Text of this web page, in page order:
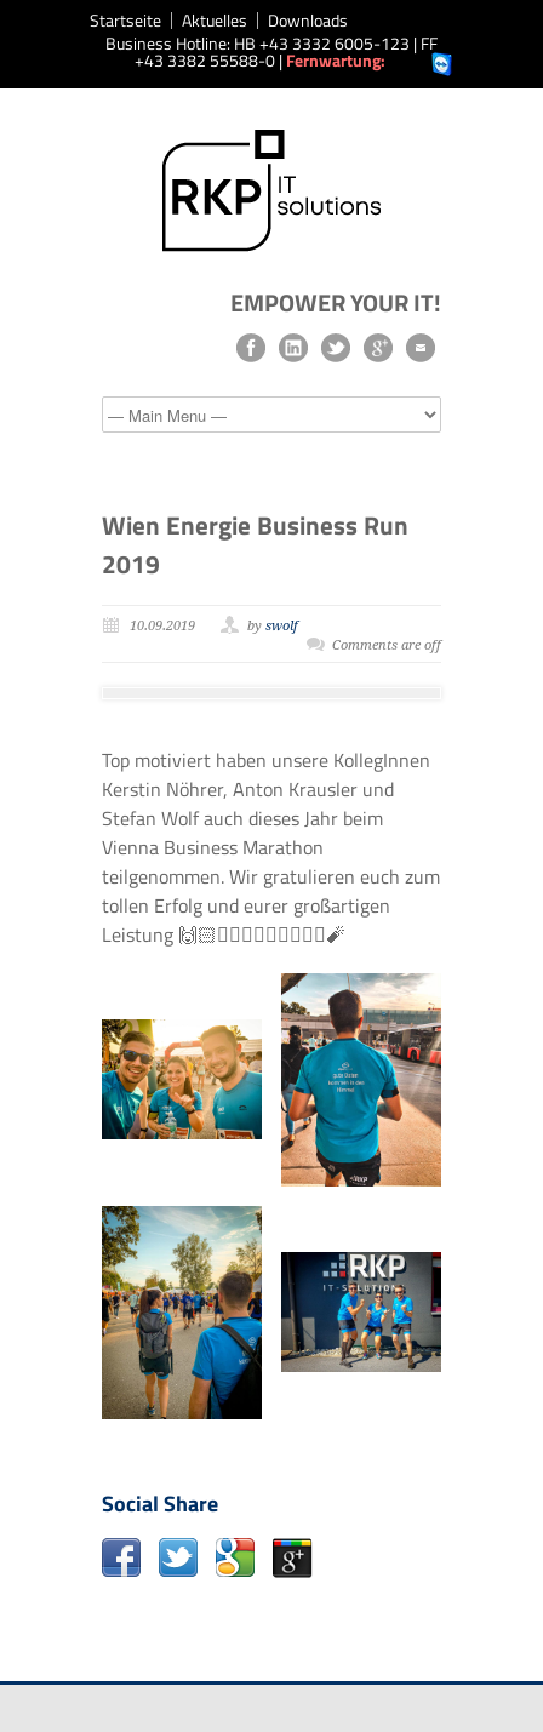
Startseite Aktuelles
Downloads
Business Hotline: HB +43 3332 6005-123 | FF
+43 3382 55588-0 |Fernwartung:
EMPOWER YOUR IT!
Wien Energie Business Run
2019
10.09.2019 by swolf
Comments are off
Top motiviert haben unsere KollegInnen
Kerstin Nöhrer, Anton Krausler und
Stefan Wolf auch dieses Jahr beim
Vienna Business Marathon
teilgenommen. Wir gratulieren euch zum
tollen Erfolg und eurer großartigen
Leistung 🙌🏻🏃🏻‍♀️🏃🏻‍♂️🏃🏻‍♂️🧨
Social Share